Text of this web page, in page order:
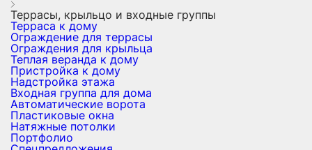
Террасы, крыльцо и входные группы
Терраса к дому
Ограждение для террасы
Ограждения для крыльца
Теплая веранда к дому
Пристройка к дому
Надстройка этажа
Входная группа для дома
Автоматические ворота
Пластиковые окна
Натяжные потолки
Портфолио